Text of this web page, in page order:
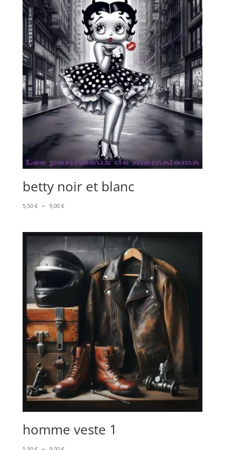
à
10,00 €
betty noir et blanc
5,50 € – 9,00 €Plage
5,50 €
à
9,00 €
homme veste 1
Plage